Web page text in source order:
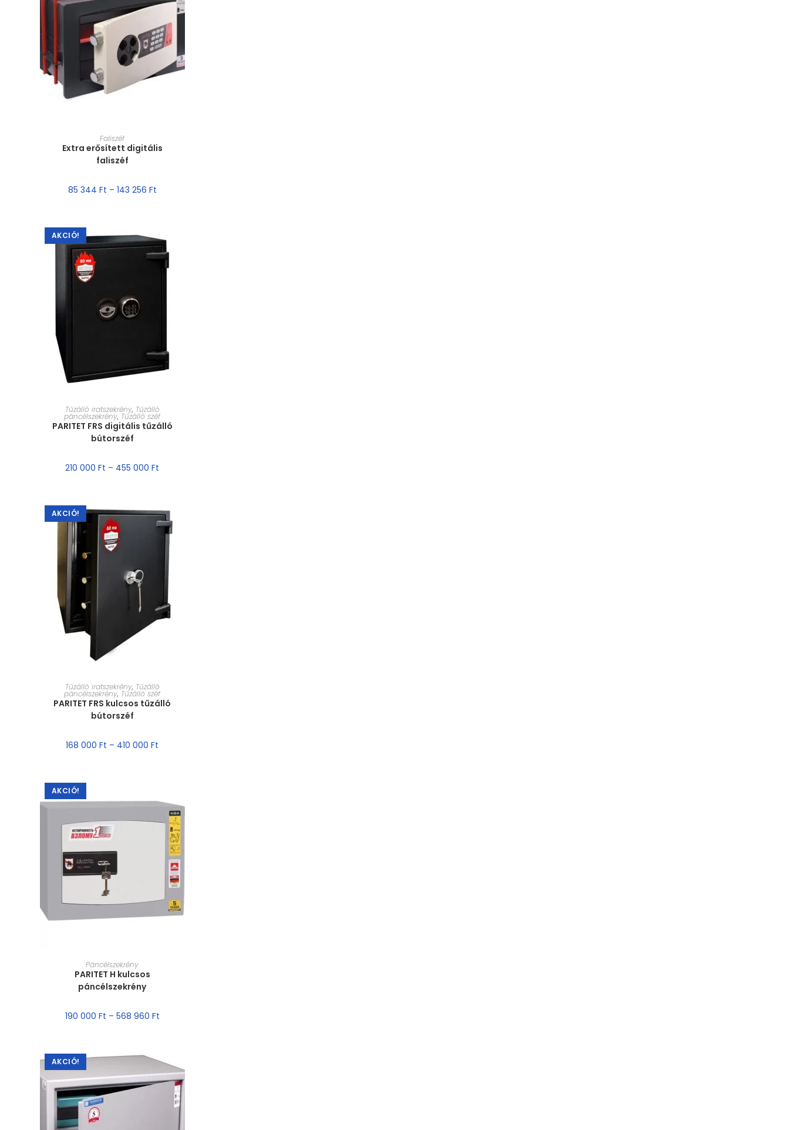
MÉRET VÁLASZTÁSA
Faliszéf
Extra erősített digitális
faliszéf
85 344 Ft – 143 256 Ft
AKCIÓ!
MÉRET VÁLASZTÁSA
Tűzálló iratszekrény, Tűzálló
páncélszekrény, Tűzálló széf
PARITET FRS digitális tűzálló
bútorszéf
210 000Ft – 455 000Ft
AKCIÓ!
MÉRET VÁLASZTÁSA
Tűzálló iratszekrény, Tűzálló
páncélszekrény, Tűzálló széf
PARITET FRS kulcsos tűzálló
bútorszéf
168 000Ft – 410 000Ft
AKCIÓ!
MÉRET VÁLASZTÁSA
Páncélszekrény
PARITET H kulcsos
páncélszekrény
190 000 Ft – 568 960 Ft
AKCIÓ!